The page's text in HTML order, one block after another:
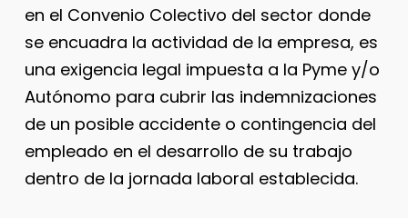
en el Convenio Colectivo del sector donde
se encuadra la actividad de la empresa, es
una exigencia legal impuesta a la Pyme y/o
Autónomo para cubrir las indemnizaciones
de un posible accidente o contingencia del
empleado en el desarrollo de su trabajo
dentro de la jornada laboral establecida.